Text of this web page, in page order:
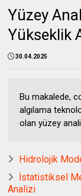
Yüzey
Yükseklik
30.04.2025
Bu makalede,
algılama
olan yüzey
Hidrolojik
İstatistiksel
Analizi